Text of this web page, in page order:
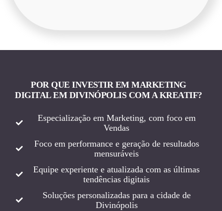
POR QUE INVESTIR EM MARKETING
DIGITAL EM DIVINÓPOLIS COM A KREATIF?
Especialização em Marketing, com foco em
Vendas
Foco em performance e geração de resultados
mensuráveis
Equipe experiente e atualizada com as últimas
tendências digitais
Soluções personalizadas para a cidade de
Divinópolis